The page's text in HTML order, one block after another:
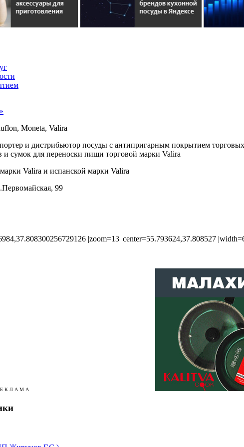
Moneta, Valira
и дистрибьютор посуды с антипригарным покрытием
сумок для переноски пищи торговой марки Valira
Valira и испанской марки Valira
99
|zoom=13 |center=55.793624,37.808527
К Л А М А